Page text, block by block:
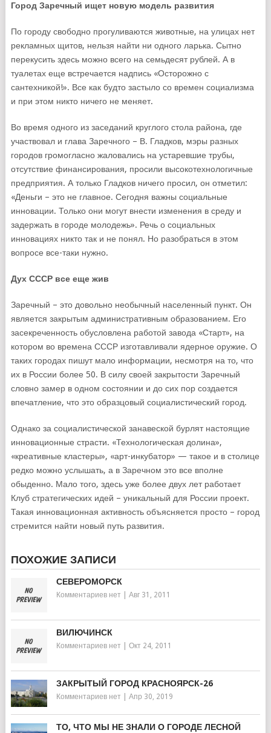
Город Заречный ищет новую модель развития
По городу свободно прогуливаются животные, на улицах нет
рекламных щитов, нельзя найти ни одного ларька. Сытно
перекусить здесь можно всего на семьдесят рублей. А в
туалетах еще встречается надпись «Осторожно с
сантехникой!». Все как будто застыло со времен социализма
и при этом никто ничего не меняет.
Во время одного из заседаний круглого стола района, где
участвовал и глава Заречного – В. Гладков, мэры разных
городов громогласно жаловались на устаревшие трубы,
отсутствие финансирования, просили высокотехнологичные
предприятия. А только Гладков ничего просил, он отметил:
«Деньги – это не главное. Сегодня важны социальные
инновации. Только они могут внести изменения в среду и
задержать в городе молодежь». Речь о социальных
инновациях никто так и не понял. Но разобраться в этом
вопросе все-таки нужно.
Дух СССР все еще жив
Заречный – это довольно необычный населенный пункт. Он
является закрытым административным образованием. Его
засекреченность обусловлена работой завода «Старт», на
котором во времена СССР изготавливали ядерное оружие. О
таких городах пишут мало информации, несмотря на то, что
их в России более 50. В силу своей закрытости Заречный
словно замер в одном состоянии и до сих пор создается
впечатление, что это образцовый социалистический город.
Однако за социалистической занавеской бурлят настоящие
инновационные страсти. «Технологическая долина»,
«креативные кластеры», «арт-инкубатор» — такое и в столице
редко можно услышать, а в Заречном это все вполне
обыденно. Мало того, здесь уже более двух лет работает
Клуб стратегических идей – уникальный для России проект.
Такая инновационная активность объясняется просто – город
стремится найти новый путь развития.
ПОХОЖИЕ ЗАПИСИ
СЕВЕРОМОРСК
Комментариев нет Авг 31, 2011
ВИЛЮЧИНСК
Комментариев нет Окт 24, 2011
ЗАКРЫТЫЙ ГОРОД КРАСНОЯРСК-26
Комментариев нет Апр 30, 2019
ТО, ЧТО МЫ НЕ ЗНАЛИ О ГОРОДЕ ЛЕСНОЙ